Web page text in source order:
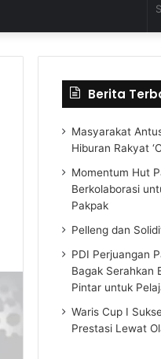
Berita
Masyarakat
Hiburan Rakyat
Momentum Hut
Berkolaborasi
Pakpak
Pelleng dan
PDI Perjuangan
Bagak Serahkan
Pintar untuk
Waris Cup I
Prestasi Lewat